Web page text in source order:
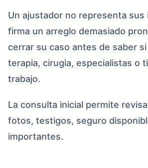
Un ajustador no representa sus
firma un arreglo demasiado
cerrar su caso antes de saber
terapia, cirugia, especialistas o
trabajo.
La consulta inicial permite
fotos, testigos, seguro
importantes.